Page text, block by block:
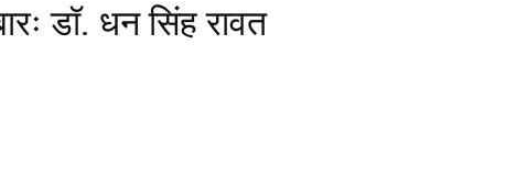
डॉ. धन सिंह रावत